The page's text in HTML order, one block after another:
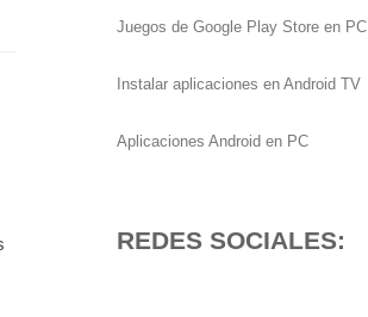
Juegos de Google Play Store en PC
Instalar aplicaciones en Android TV
Aplicaciones Android en PC
REDES SOCIALES: